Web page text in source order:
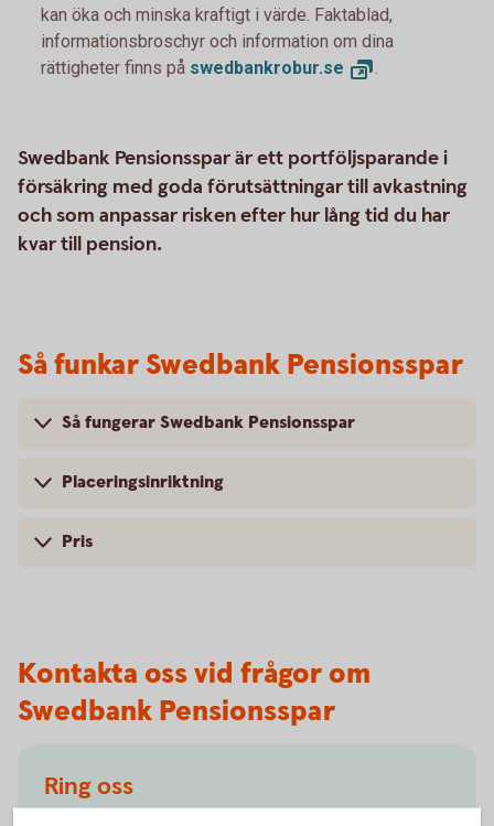
kan öka och minska kraftigt i värde. Faktablad,
informationsbroschyr och information om dina
rättigheter finns på swedbankrobur.se .
Swedbank Pensionsspar är ett portföljsparande i
försäkring med goda förutsättningar till avkastning
och som anpassar risken efter hur lång tid du har
kvar till pension.
Så funkar Swedbank Pensionsspar
Så fungerar Swedbank Pensionsspar
Placeringsinriktning
Pris
Kontakta oss vid frågor om
Swedbank Pensionsspar
Ring oss